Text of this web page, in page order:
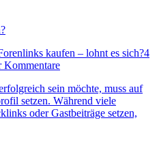
4
Kommentare
sein möchte, muss auf
setzen. Während viele
oder Gastbeiträge setzen,